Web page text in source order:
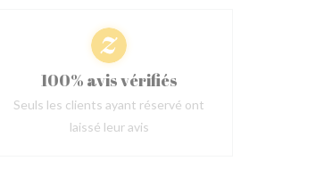
100% avis vérifiés
Seuls les clients ayant réservé ont
laissé leur avis